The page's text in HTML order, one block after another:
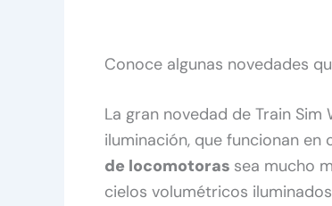
Conoce algunas novedades
La gran novedad de Train
iluminación, que funcionan en
de locomotoras sea mucho
cielos volumétricos